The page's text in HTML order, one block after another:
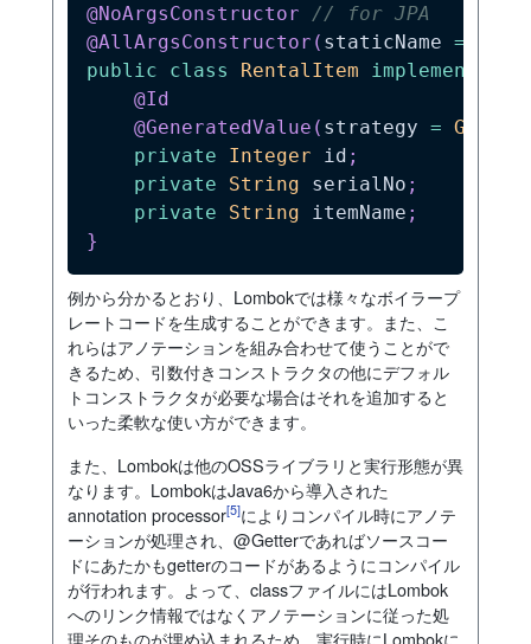
@NoArgsConstructor
// for JPA
@AllArgsConstructor ( staticName =
public
class RentalItem implements
@Id
@GeneratedValue ( strategy =
private
Integer id ;
private
String serialNo ;
private
String itemName ;
}
例から分かるとおり、Lombokでは様々なボイラープ
レートコードを生成することができます。また、こ
れらはアノテーションを組み合わせて使うことがで
きるため、引数付きコンストラクタの他にデフォル
トコンストラクタが必要な場合はそれを追加すると
いった柔軟な使い方ができます。
また、Lombokは他のOSSライブラリと実行形態が異
なります。LombokはJava6から導入された
annotation processor[5]によりコンパイル時にアノテ
ーションが処理され、@Getterであればソースコー
ドにあたかもgetterのコードがあるようにコンパイル
が行われます。よって、classファイルにはLombok
へのリンク情報ではなくアノテーションに従った処
理そのものが埋め込まれるため、実行時にLombokに